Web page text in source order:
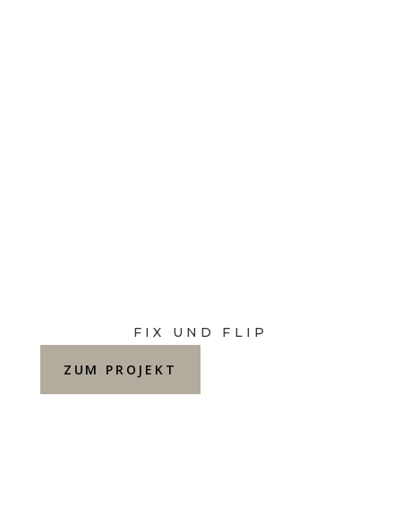
FIX UND FLIP
ZUM PROJEKT